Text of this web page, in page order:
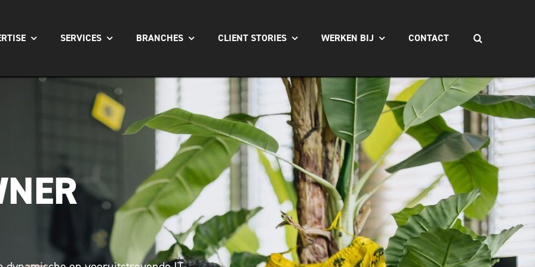
Zoeken
SERVICES BRANCHES CLIENT STORIES WERKEN BIJ CONTACT